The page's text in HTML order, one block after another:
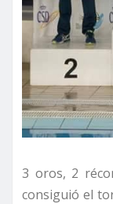
3 oros, 2
consiguió el